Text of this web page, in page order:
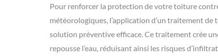
Pour renforcer la protection de votre toiture
météorologiques, l’application d’un traitement
solution préventive efficace. Ce traitement crée
repousse l’eau, réduisant ainsi les risques